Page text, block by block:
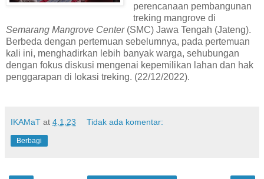
perencanaan pembangunan
treking mangrove di
Semarang Mangrove Center (SMC) Jawa Tengah (Jateng).
Berbeda dengan pertemuan sebelumnya, pada pertemuan
kali ini, menghadirkan lebih banyak warga, sehubungan
dengan fokus diskusi mengenai kepemilikan lahan dan hak
penggarapan di lokasi treking. (22/12/2022).
IKAMaT at 4.1.23 Tidak ada komentar:
Berbagi